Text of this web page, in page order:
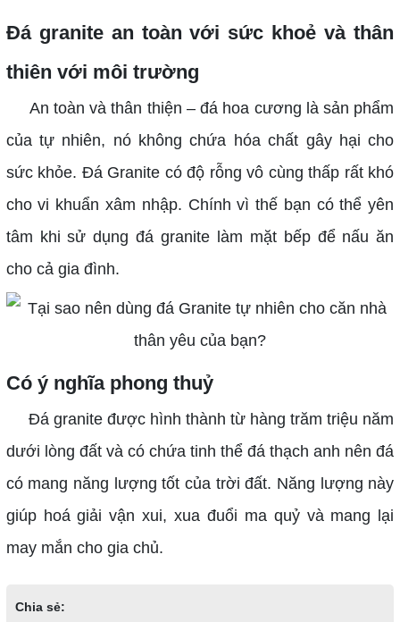
Đá granite an toàn với sức khoẻ và thân
thiên với môi trường
An toàn và thân thiện – đá hoa cương là sản phẩm
của tự nhiên, nó không chứa hóa chất gây hại cho
sức khỏe. Đá Granite có độ rỗng vô cùng thấp rất khó
cho vi khuẩn xâm nhập. Chính vì thế bạn có thể yên
tâm khi sử dụng đá granite làm mặt bếp để nấu ăn
cho cả gia đình.
Có ý nghĩa phong thuỷ
Đá granite được hình thành từ hàng trăm triệu năm
dưới lòng đất và có chứa tinh thể đá thạch anh nên đá
có mang năng lượng tốt của trời đất. Năng lượng này
giúp hoá giải vận xui, xua đuổi ma quỷ và mang lại
may mắn cho gia chủ.
Chia sẻ: